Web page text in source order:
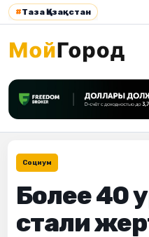
#Таза Қазақстан
Социум
Более 40
стали